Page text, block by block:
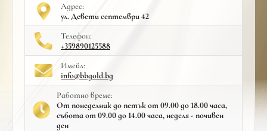
Адрес:
ул. Девети септември 42
Телефон:
+359890125588
Имейл:
info@bbgold.bg
Работно време:
От понеделник до петък от 09.00 до 18.00 часа,
събота от 09.00 до 14.00 часа, неделя - почивен
ден